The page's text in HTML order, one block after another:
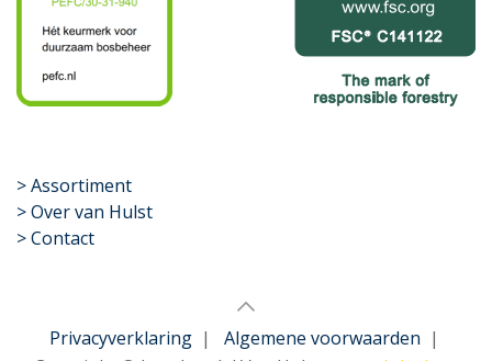
​>Assortiment
> Over van Hulst
> Contact
Privacyverklaring| Algemene voorwaarden |